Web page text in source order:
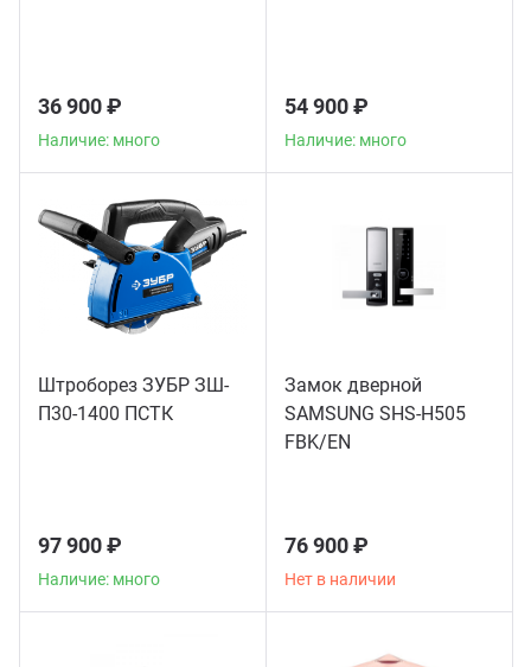
36 900 ₽
Наличие: много
54 900 ₽
Наличие: много
Штроборез ЗУБР ЗШ-
П30-1400 ПСТК
97 900 ₽
Наличие: много
Замок дверной
SAMSUNG SHS-H505
FBK/EN
76 900 ₽
Нет в наличии